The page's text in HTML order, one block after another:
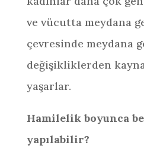
ve vücutta meydana
çevresinde meydana
değişikliklerden
yaşarlar.
Hamilelik boyunca
yapılabilir?